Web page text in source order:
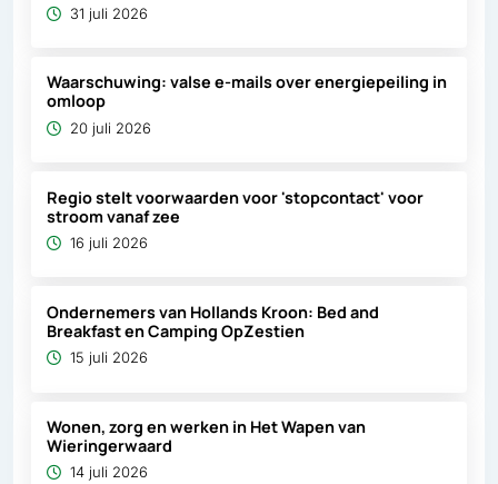
31 juli 2026
Waarschuwing: valse e-mails over energiepeiling in
omloop
20 juli 2026
Regio stelt voorwaarden voor 'stopcontact' voor
stroom vanaf zee
16 juli 2026
Ondernemers van Hollands Kroon: Bed and
Breakfast en Camping OpZestien
15 juli 2026
Wonen, zorg en werken in Het Wapen van
Wieringerwaard
14 juli 2026